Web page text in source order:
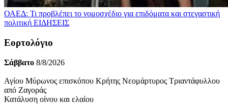
ΟΑΕΔ: Τι προβλέπει το νομοσχέδιο για επιδόματα και στεγαστική
πολιτική ΕΙΔΗΣΕΙΣ
Εορτολόγιο
Σάββατο 8/8/2026
Αγίου Μύρωνος επισκόπου Κρήτης Νεομάρτυρος Τριαντάφυλλου
από Ζαγοράς
Κατάλυση οίνου και ελαίου